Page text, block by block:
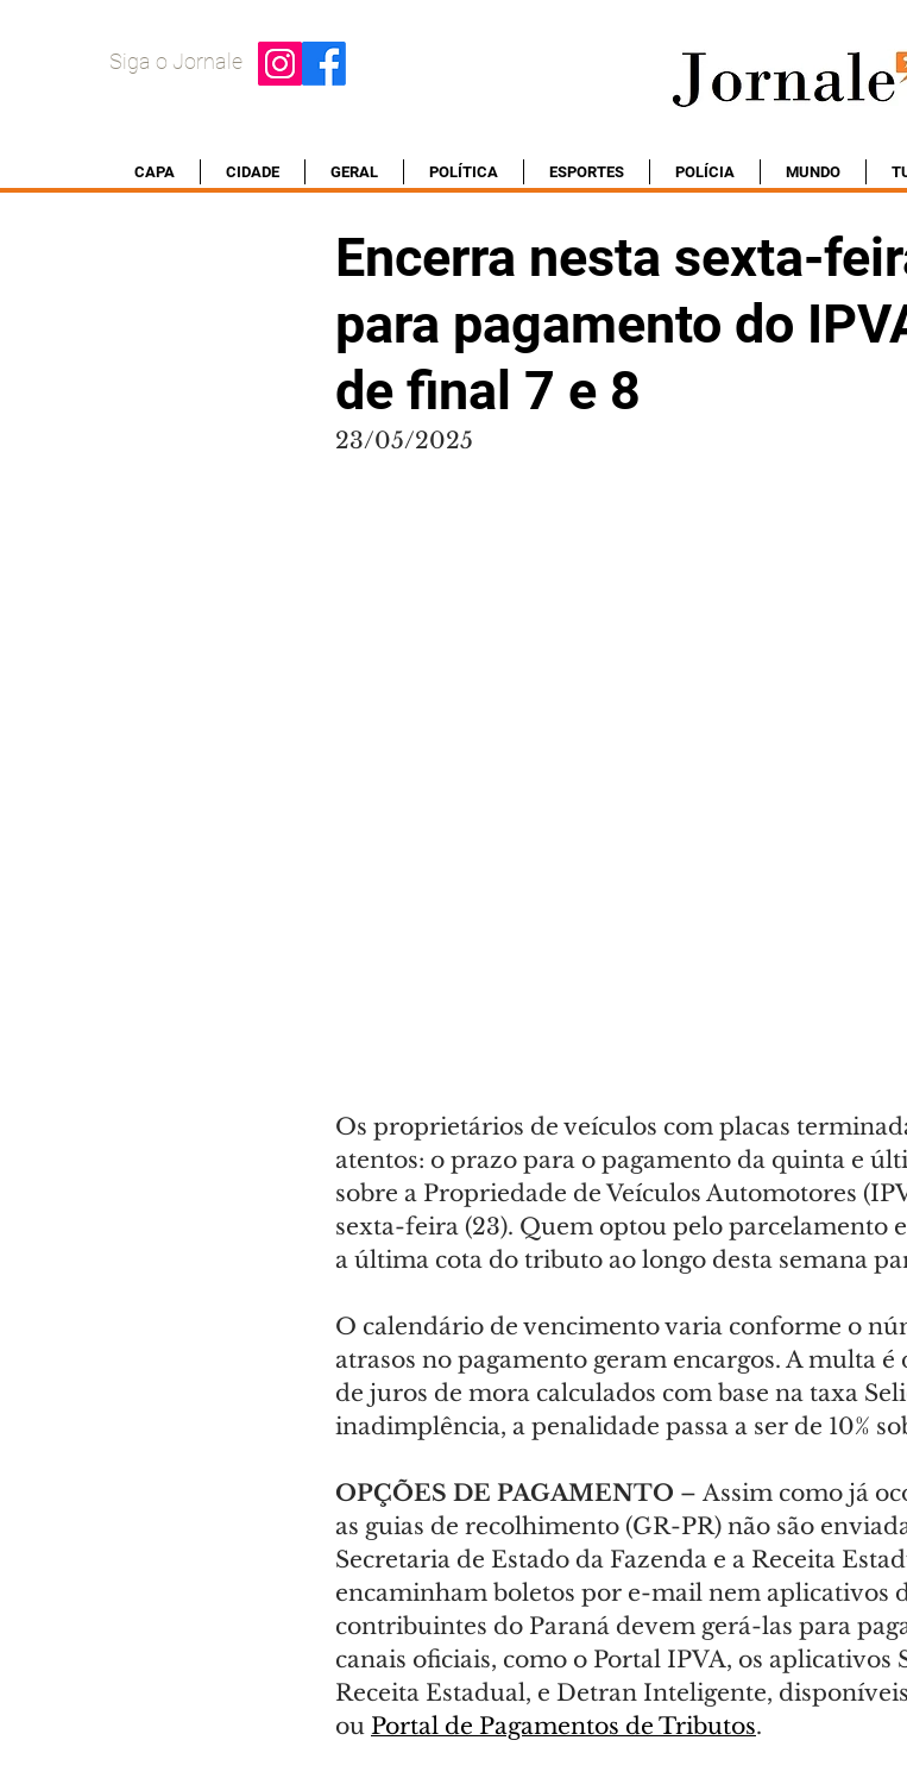
Siga o Jornale
CAPA CIDADE GERAL POLÍTICA ESPORTES POLÍCIA MUNDO
Encerra nesta sexta-
para pagamento do
de final 7 e 8
23/05/2025
Os proprietários de veículos com placas
atentos: o prazo para o pagamento da quinta e
sobre a Propriedade de Veículos Automotores
sexta-feira (23). Quem optou pelo parcelamento
a última cota do tributo ao longo desta semana
O calendário de vencimento varia conforme o
atrasos no pagamento geram encargos. A multa é
de juros de mora calculados com base na taxa
inadimplência, a penalidade passa a ser de 10%
OPÇÕES DE PAGAMENTO – Assim como já
as guias de recolhimento (GR-PR) não são
Secretaria de Estado da Fazenda e a Receita
encaminham boletos por e-mail nem aplicativos
contribuintes do Paraná devem gerá-las para
canais oficiais, como o Portal IPVA, os aplicativos
Receita Estadual, e Detran Inteligente,
ou Portal de Pagamentos de Tributos.